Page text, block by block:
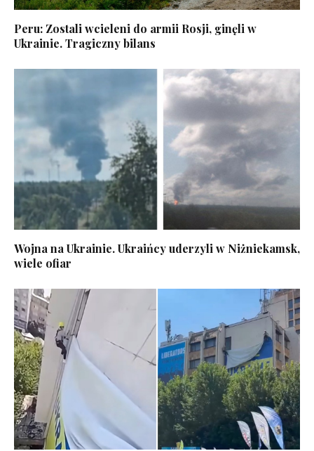
Peru: Zostali wcieleni do armii Rosji, ginęli w
Ukrainie. Tragiczny bilans
Wojna na Ukrainie. Ukraińcy uderzyli w Niżniekamsk,
wiele ofiar